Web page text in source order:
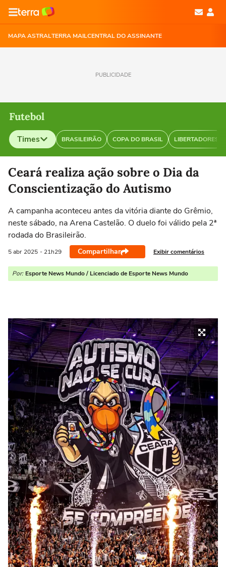
MAPA ASTRALTERRA MAILCENTRAL DO ASSINANTE
PUBLICIDADE
Futebol
Times BRASILEIRÃO COPA DO BRASIL LIBERTADORES
Selecione o time para ver as notícias
Ceará realiza ação sobre o Dia da
Conscientização do Autismo
A campanha aconteceu antes da vitória diante do Grêmio,
neste sábado, na Arena Castelão. O duelo foi válido pela 2ª
rodada do Brasileirão.
5 abr 2025 - 21h29 Compartilhar Exibir comentários
Por: Esporte News Mundo / Licenciado de Esporte News Mundo